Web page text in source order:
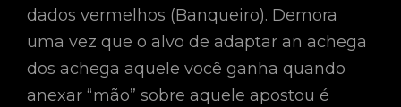
dados vermelhos (Banqueiro). Demora
uma vez que o alvo de adaptar an achega
dos achega aquele você ganha quando
anexar “mão” sobre aquele apostou é